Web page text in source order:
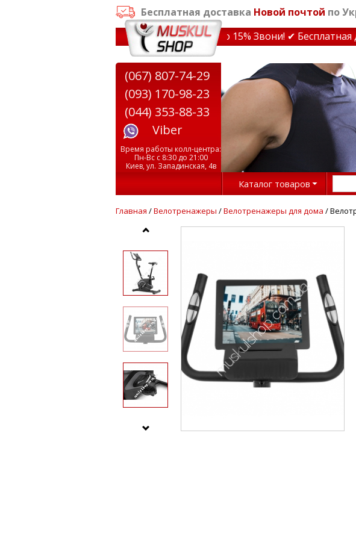
Бесплатная доставка Новой почтой по
✔ Скидки на тренажеры до 15% Звони! ✔ Бесплатная
(067) 807-74-29
(093) 170-98-23
(044) 353-88-33
Viber
Время работы колл-центра:
Пн-Вс с 8:30 до 21:00
Киев, ул. Западинская, 4в
Каталог товаров
Главная /Велотренажеры /Велотренажеры для дома /